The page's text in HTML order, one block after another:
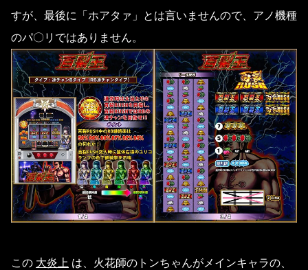
すが、最後に「ホアタァ」とは言いませんので、アノ機種
のパ〇リではありません。
この 大炎上 は、火花師のトンちゃんがメインキャラの、